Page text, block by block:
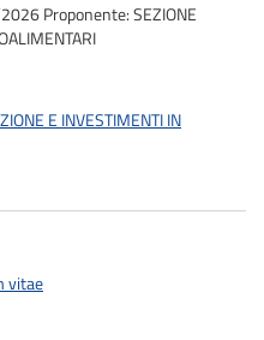
Proponente: SEZIONE
E INVESTIMENTI IN
vitae